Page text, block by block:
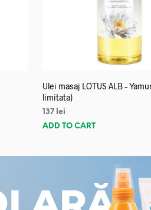
Ulei masaj LOTUS ALB –
limitata)
137 lei
ADD TO CART